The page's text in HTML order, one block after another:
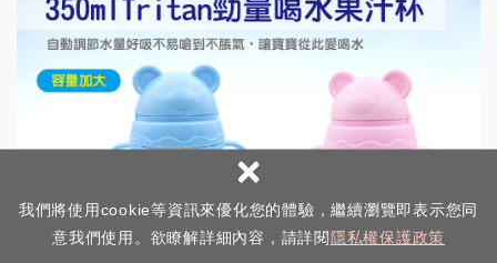
我們將使用cookie等資訊來優化您的體驗，繼續瀏覽即表示您同
意我們使用。欲瞭解詳細內容，請詳閱 隱私權保護政策
×